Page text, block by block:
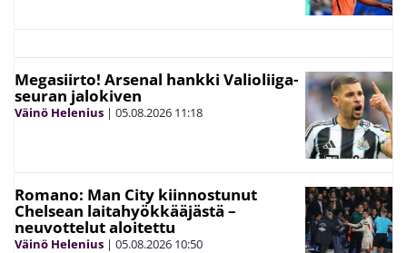
Megasiirto! Arsenal hankki Valioliiga-
seuran jalokiven
Väinö Helenius | 05.08.2026 11:18
Romano: Man City kiinnostunut
Chelsean laitahyökkääjästä –
neuvottelut aloitettu
Väinö Helenius | 05.08.2026 10:50